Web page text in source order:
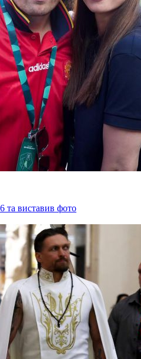
та виставив фото